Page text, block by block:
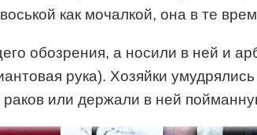
как мочалкой, она в те
обозрения, а носили в ней и
рука). Хозяйки умудрялись
или держали в ней